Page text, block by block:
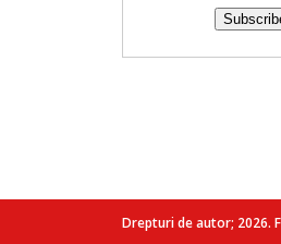
Drepturi de autor; 2026.